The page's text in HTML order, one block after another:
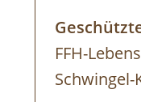
FFH-